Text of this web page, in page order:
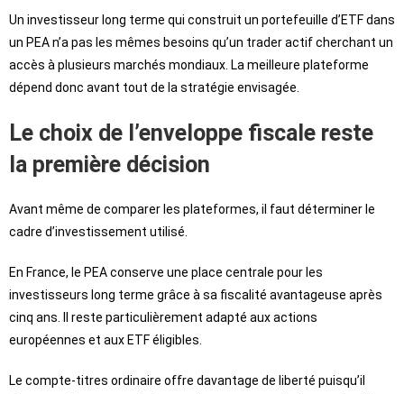
Un investisseur long terme qui construit un portefeuille d’ETF dans
un PEA n’a pas les mêmes besoins qu’un trader actif cherchant un
accès à plusieurs marchés mondiaux. La meilleure plateforme
dépend donc avant tout de la stratégie envisagée.
Le choix de l’enveloppe fiscale reste
la première décision
Avant même de comparer les plateformes, il faut déterminer le
cadre d’investissement utilisé.
En France, le PEA conserve une place centrale pour les
investisseurs long terme grâce à sa fiscalité avantageuse après
cinq ans. Il reste particulièrement adapté aux actions
européennes et aux ETF éligibles.
Le compte-titres ordinaire offre davantage de liberté puisqu’il